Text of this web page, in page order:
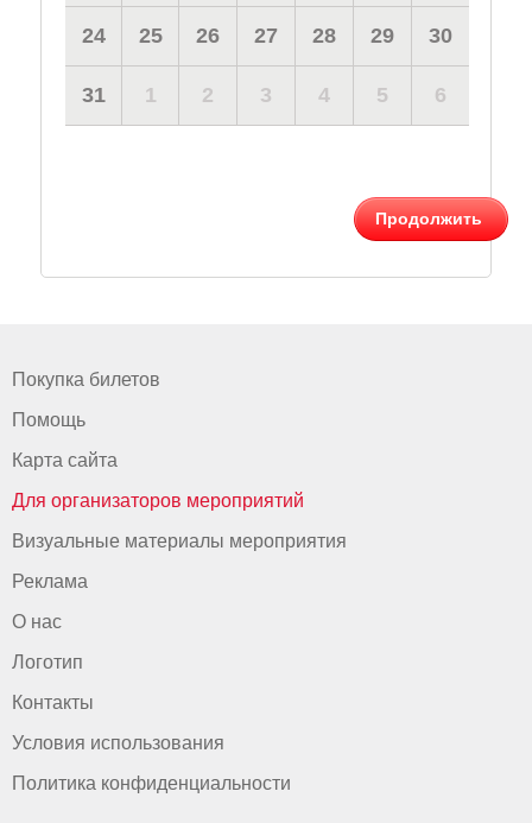
24 25 26 27 28 29 30
31 1 2 3 4 5 6
Продолжить
Покупка билетов
Помощь
Карта сайта
Для организаторов мероприятий
Визуальные материалы мероприятия
Реклама
О нас
Логотип
Контакты
Условия использования
Политика конфиденциальности